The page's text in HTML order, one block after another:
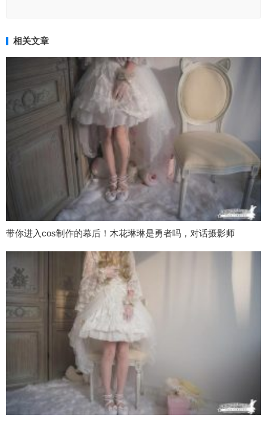
相关文章
带你进入cos制作的幕后！木花琳琳是勇者吗，对话摄影师